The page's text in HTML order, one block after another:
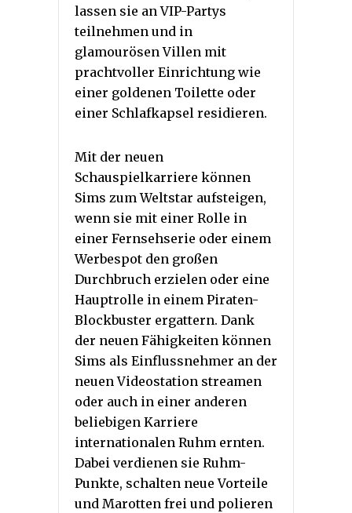
lassen sie an VIP-Partys
teilnehmen und in
glamourösen Villen mit
prachtvoller Einrichtung wie
einer goldenen Toilette oder
einer Schlafkapsel residieren.
Mit der neuen
Schauspielkarriere können
Sims zum Weltstar aufsteigen,
wenn sie mit einer Rolle in
einer Fernsehserie oder einem
Werbespot den großen
Durchbruch erzielen oder eine
Hauptrolle in einem Piraten-
Blockbuster ergattern. Dank
der neuen Fähigkeiten können
Sims als Einflussnehmer an der
neuen Videostation streamen
oder auch in einer anderen
beliebigen Karriere
internationalen Ruhm ernten.
Dabei verdienen sie Ruhm-
Punkte, schalten neue Vorteile
und Marotten frei und polieren